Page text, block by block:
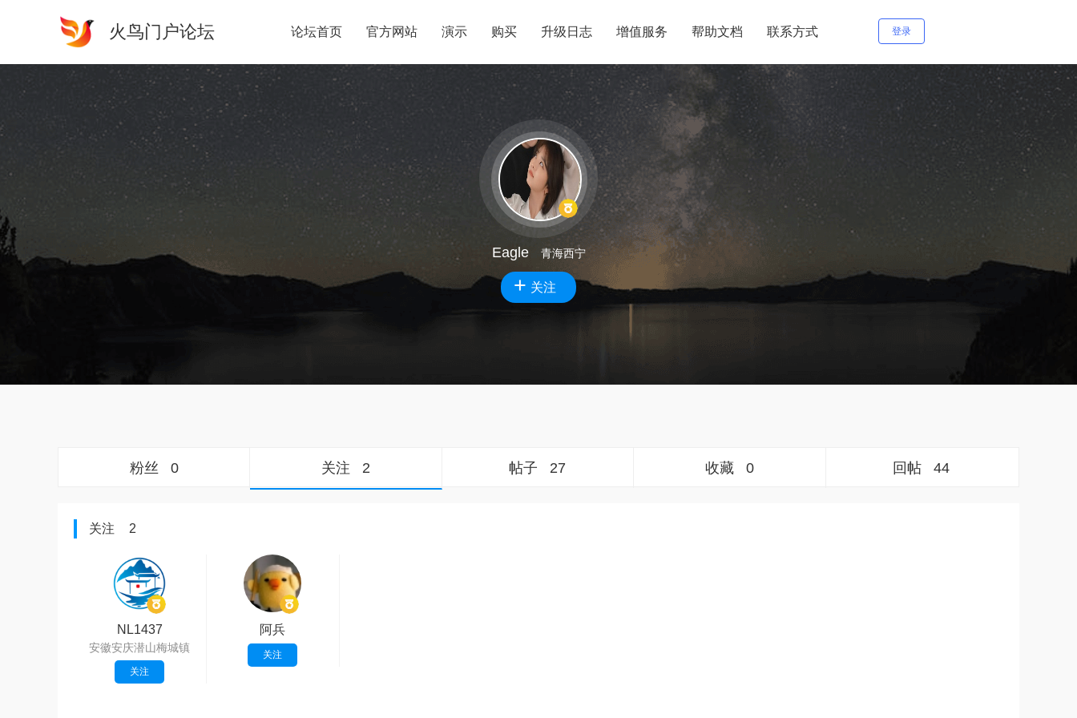
火鸟门户论坛 论坛首页 官方网站 演示 购买 升级日志 增值服务 帮助文档 联系方式 登录
Eagle 青海西宁
+ 关注
粉丝 0 关注 2 帖子 27 收藏 0 回帖 44
关注 2
NL1437
安徽安庆潜山梅城镇
关注
阿兵
关注